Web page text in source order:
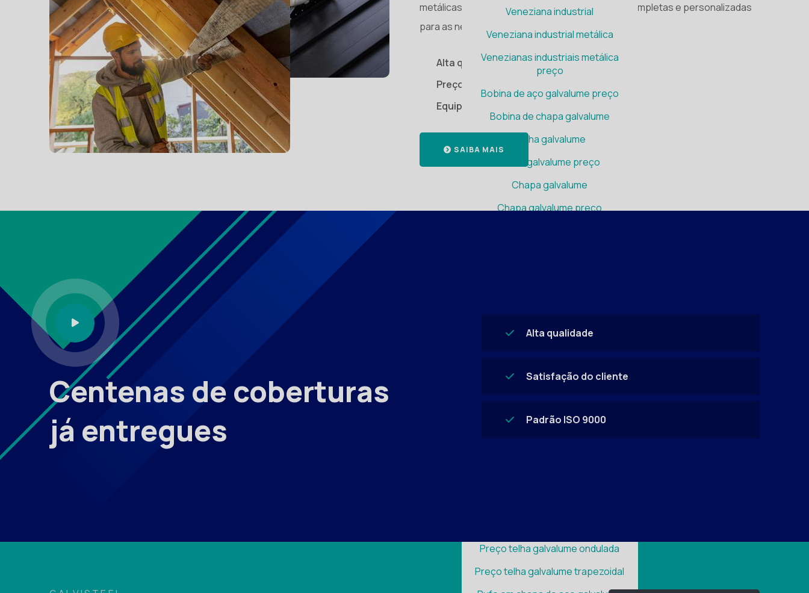
Veneziana industrial
Veneziana industrial metálica
Venezianas industriais metálica
preço
Bobina de aço galvalume preço
Bobina de chapa galvalume
Calha galvalume
Calha galvalume preço
Chapa galvalume
Chapa galvalume preço
Fornecedor de telha galvalume
sanduíche
Preço telha galvalume ondulada
Preço telha galvalume trapezoidal
metálicas para oferecermos as soluções mais completas e personalizadas
para as necessidades dos nossos clientes.
Alta qualidade dos nossos produtos
Preços extremamente competitivos
Equipe altamente qualificada e experiente
SAIBA MAIS
Centenas de coberturas
já entregues
Alta qualidade
Satisfação do cliente
Padrão ISO 9000